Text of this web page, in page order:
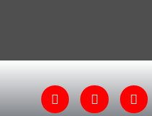
F
a
I
n
W
i